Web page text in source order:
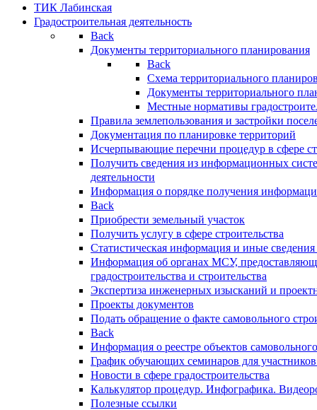
ТИК Лабинская
Градостроительная деятельность
Back
Документы территориального планирования
Back
Схема территориального
Документы территориального
Местные нормативы
Правила землепользования и застройки
Документация по планировке территорий
Исчерпывающие перечни процедур в сфере
Получить сведения из информационных
деятельности
Информация о порядке получения
Back
Приобрести земельный участок
Получить услугу в сфере строительства
Статистическая информация и иные сведения
Информация об органах МСУ,
градостроительства и строительства
Экспертиза инженерных изысканий и
Проекты документов
Подать обращение о факте самовольного
Back
Информация о реестре объектов
График обучающих семинаров для участников
Новости в сфере градостроительства
Калькулятор процедур. Инфографика.
Полезные ссылки